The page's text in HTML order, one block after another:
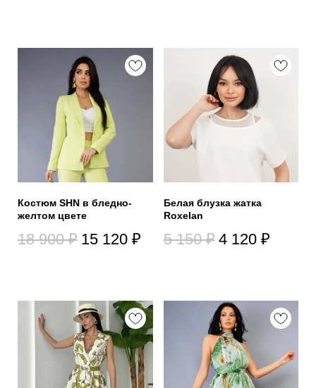
Костюм SHN в бледно-
желтом цвете
18 900₽ 15 120 ₽
Белая блузка жатка
Roxelan
5 150₽ 4 120 ₽